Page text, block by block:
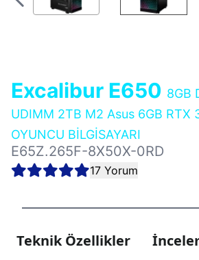
Excalibur E650 8GB
UDIMM 2TB M2 Asus 6GB RTX
OYUNCU BİLGİSAYARI
E65Z.265F-8X50X-0RD
17 Yorum
Teknik Özellikler